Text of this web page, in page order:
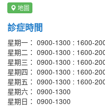
地圖
診症時間
星期一： 0900-1300 : 1600-
星期二： 0900-1300 : 1600-
星期三： 0900-1300 : 1600-
星期四： 0900-1300 : 1600-
星期五： 0900-1300 : 1600-
星期六： 0900-1300
星期日： 0900-1300